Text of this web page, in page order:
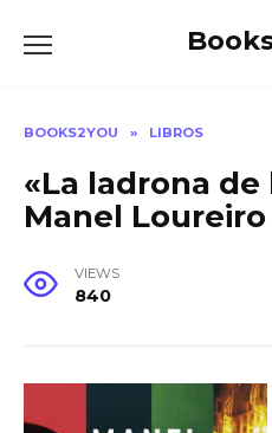
BOOKS2YOU » LIBROS
«La ladrona de
Manel Loureiro
VIEWS
840